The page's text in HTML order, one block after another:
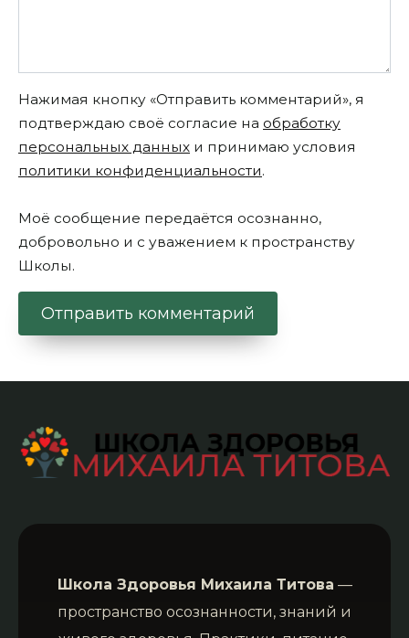
Нажимая кнопку «Отправить комментарий», я
подтверждаю своё согласие на обработку
персональных данных и принимаю условия
политики конфиденциальности.
Моё сообщение передаётся осознанно,
добровольно и с уважением к пространству
Школы.
Школа Здоровья Михаила Титова —
пространство осознанности, знаний и